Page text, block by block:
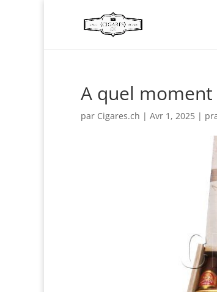
A quel
par Cigares.ch | Avr 1, 2025 |